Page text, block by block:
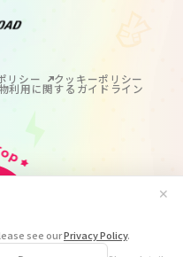
see ourPrivacy Policy.
✕
リシー クッキーポリシー
利用に関するガイドライン
すべてのコンテンツの
じます。